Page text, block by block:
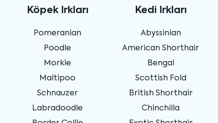
Köpek Irkları
Pomeranian
Poodle
Morkie
Maltipoo
Schnauzer
Labradoodle
Kedi Irkları
Abyssinian
American Shorthair
Bengal
Scottish Fold
British Shorthair
Chinchilla